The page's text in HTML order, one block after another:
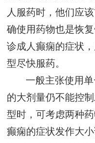
人服药时，他们应
确使用药物也是恢
诊成人癫痫的症状
型尽快服药。
一般主张使用
的大剂量仍不能控
型时，可考虑两种
癫痫的症状发作大